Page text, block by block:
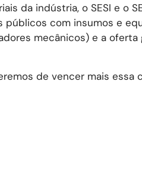
da indústria, o SESI e o
com insumos e
mecânicos) e a oferta
de vencer mais essa